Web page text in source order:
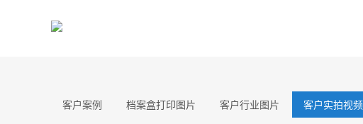
客户案例 档案盒打印图片 客户行业图片 客户实拍视频